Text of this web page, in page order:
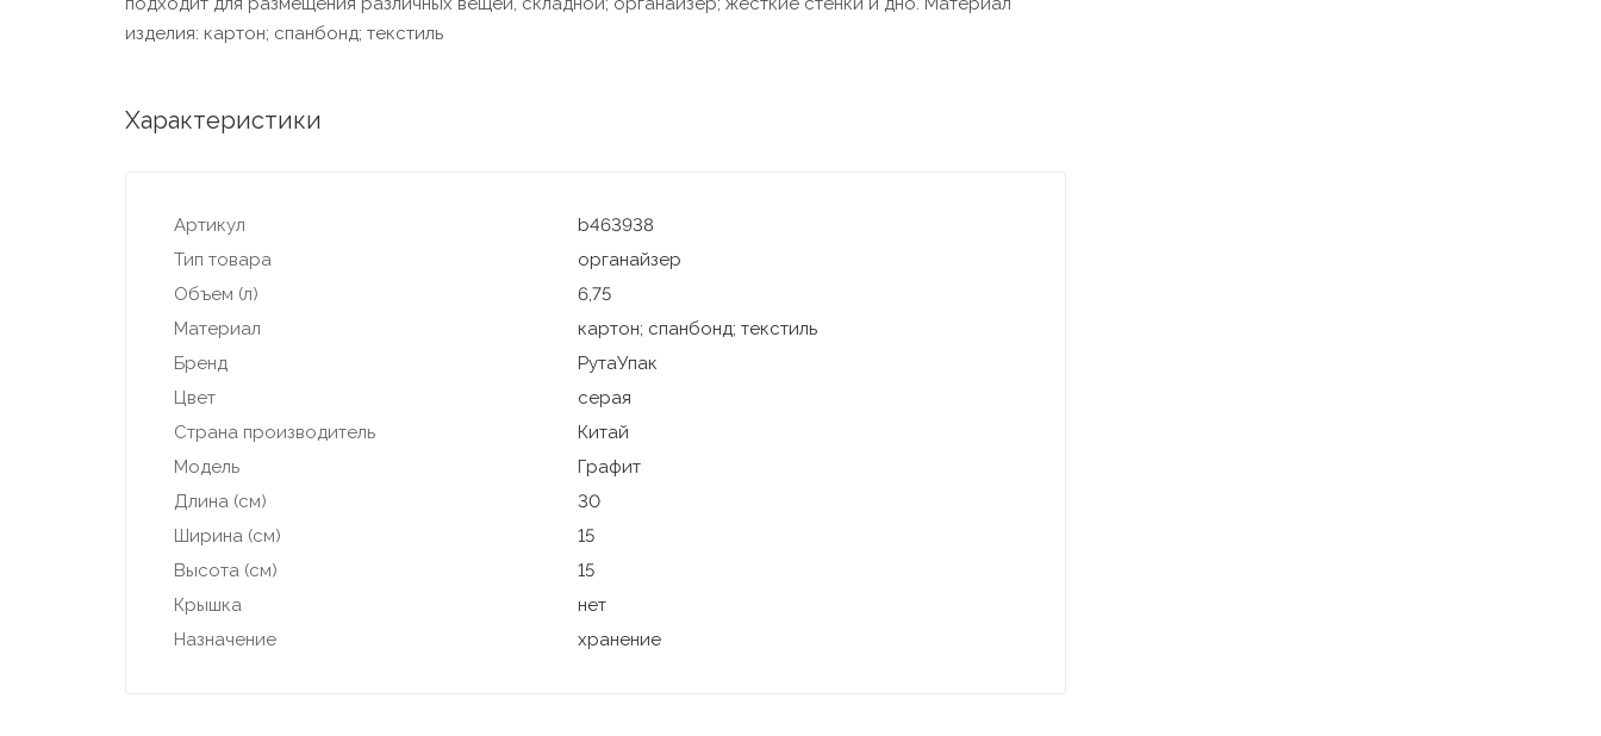
изделия: картон; спанбонд; текстиль
Характеристики
Артикул
b463938
Тип товара
органайзер
Объем (л)
6,75
Материал
картон; спанбонд; текстиль
Бренд
РутаУпак
Цвет
серая
Страна производитель
Китай
Модель
Графит
Длина (см)
30
Ширина (см)
15
Высота (см)
15
Крышка
нет
Назначение
хранение